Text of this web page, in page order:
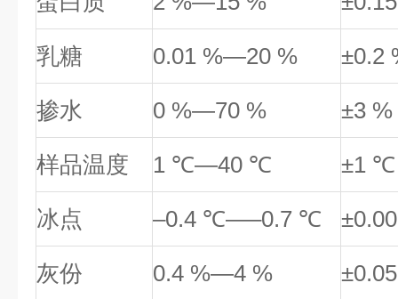
乳糖 0.01 %—20 % ±0.2
掺水 0 %—70 % ±3 %
样品温度 1 ℃—40 ℃ ±1 ℃
冰点 –0.4 ℃—–0.7 ℃
灰份 0.4 %—4 % ±0.05